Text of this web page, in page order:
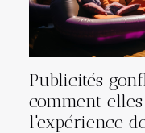
Publicités
comment
l'expérience